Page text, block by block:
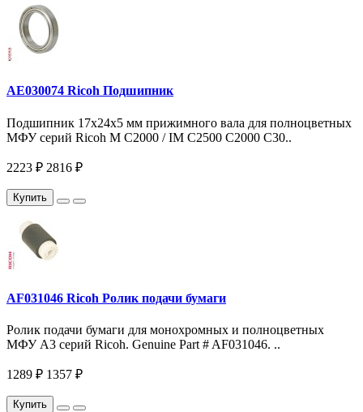
AE030074 Ricoh Подшипник
Подшипник 17х24х5 мм прижимного вала для полноцветных
МФУ серий Ricoh M C2000 / IM С2500 C2000 C30..
2223 ₽ 2816 ₽
Купить
AF031046 Ricoh Ролик подачи бумаги
Ролик подачи бумаги для монохромных и полноцветных
МФУ A3 серий Ricoh. Genuine Part # AF031046. ..
1289 ₽ 1357 ₽
Купить